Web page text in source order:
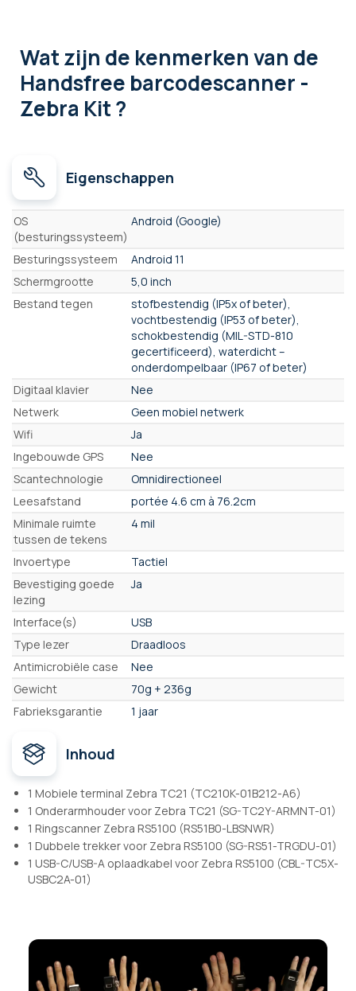
Wat zijn de kenmerkenvan de
Handsfree barcodescanner -
Zebra Kit ?
Eigenschappen
Eigenschappen
OS
(besturingssysteem)
Android (Google)
Besturingssysteem
Android 11
Schermgrootte
5,0 inch
Bestand tegen
stofbestendig (IP5x of beter),
vochtbestendig (IP53 of beter),
schokbestendig (MIL-STD-810
gecertificeerd), waterdicht –
onderdompelbaar (IP67 of beter)
Digitaal klavier
Nee
Netwerk
Geen mobiel netwerk
Wifi
Ja
Ingebouwde GPS
Nee
Scantechnologie
Omnidirectioneel
Leesafstand
portée 4.6 cm à 76.2cm
Minimale ruimte
tussen de tekens
4 mil
Invoertype
Tactiel
Bevestiging goede
lezing
Ja
Interface(s)
USB
Type lezer
Draadloos
Antimicrobiële case
Nee
Gewicht
70g + 236g
Fabrieksgarantie
1 jaar
Inhoud
1 Mobiele terminal Zebra TC21 (TC210K-01B212-A6)
1 Onderarmhouder voor Zebra TC21 (SG-TC2Y-ARMNT-01)
1 Ringscanner Zebra RS5100 (RS51B0-LBSNWR)
1 Dubbele trekker voor Zebra RS5100 (SG-RS51-TRGDU-01)
1 USB-C/USB-A oplaadkabel voor Zebra RS5100 (CBL-TC5X-
USBC2A-01)